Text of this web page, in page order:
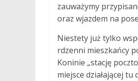
zauważymy
oraz wjazdem na
Niestety już tylko
rdzenni mieszkańcy
Koninie „stację
miejsce działającej